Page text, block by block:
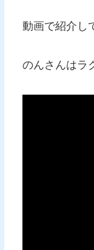
動画で紹介し
のんさんはラ